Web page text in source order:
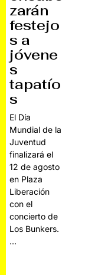
zarán
festejo
s a
jóvene
s
tapatío
s
El Día
Mundial de la
Juventud
finalizará el
12 de agosto
en Plaza
Liberación
con el
concierto de
Los Bunkers.
…